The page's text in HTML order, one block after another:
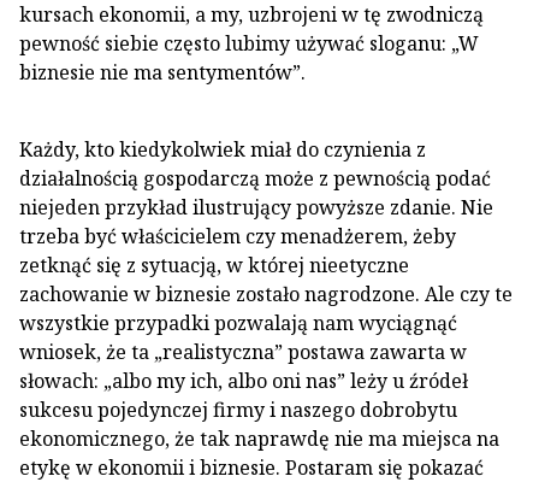
kursach ekonomii, a my, uzbrojeni w tę zwodniczą
pewność siebie często lubimy używać sloganu: „W
biznesie nie ma sentymentów”.
Każdy, kto kiedykolwiek miał do czynienia z
działalnością gospodarczą może z pewnością podać
niejeden przykład ilustrujący powyższe zdanie. Nie
trzeba być właścicielem czy menadżerem, żeby
zetknąć się z sytuacją, w której nieetyczne
zachowanie w biznesie zostało nagrodzone. Ale czy te
wszystkie przypadki pozwalają nam wyciągnąć
wniosek, że ta „realistyczna” postawa zawarta w
słowach: „albo my ich, albo oni nas” leży u źródeł
sukcesu pojedynczej firmy i naszego dobrobytu
ekonomicznego, że tak naprawdę nie ma miejsca na
etykę w ekonomii i biznesie. Postaram się pokazać